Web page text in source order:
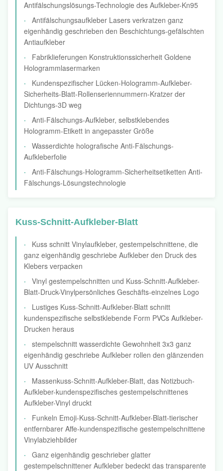
Antifälschungslösungs-Technologie des Aufkleber-Kn95
Antifälschungsaufkleber Lasers verkratzen ganz
eigenhändig geschrieben den Beschichtungs-gefälschten
Antiaufkleber
Fabriklieferungen Konstruktionssicherheit Goldene
Hologrammlasermarken
Kundenspezifischer Lücken-Hologramm-Aufkleber-
Sicherheits-Blatt-Rollenseriennummern-Kratzer der
Dichtungs-3D weg
Anti-Fälschungs-Aufkleber, selbstklebendes
Hologramm-Etikett in angepasster Größe
Wasserdichte holografische Anti-Fälschungs-
Aufkleberfolie
Anti-Fälschungs-Hologramm-Sicherheitsetiketten Anti-
Fälschungs-Lösungstechnologie
Kuss-Schnitt-Aufkleber-Blatt
Kuss schnitt Vinylaufkleber, gestempelschnittene, die
ganz eigenhändig geschriebe Aufkleber den Druck des
Klebers verpacken
Vinyl gestempelschnitten und Kuss-Schnitt-Aufkleber-
Blatt-Druck-Vinylpersönliches Geschäfts-einzelnes Logo
Lustiges Kuss-Schnitt-Aufkleber-Blatt schnitt
kundenspezifische selbstklebende Form PVCs Aufkleber-
Drucken heraus
stempelschnitt wasserdichte Gewohnheit 3x3 ganz
eigenhändig geschriebe Aufkleber rollen den glänzenden
UV Ausschnitt
Massenkuss-Schnitt-Aufkleber-Blatt, das Notizbuch-
Aufkleber-kundenspezifisches gestempelschnittenes
Aufkleber-Vinyl druckt
Funkeln Emoji-Kuss-Schnitt-Aufkleber-Blatt-tierischer
entfernbarer Affe-kundenspezifische gestempelschnittene
Vinylabziehbilder
Ganz eigenhändig geschrieber glatter
gestempelschnittener Aufkleber bedeckt das transparente